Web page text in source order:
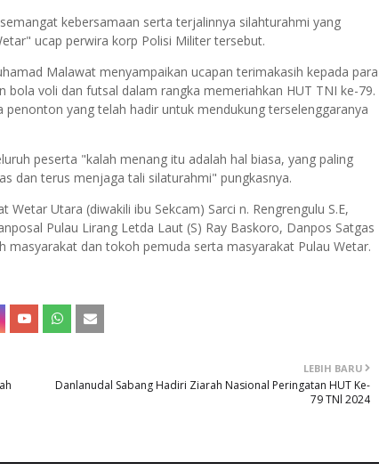
kebersamaan serta terjalinnya silahturahmi yang
ucap perwira korp Polisi Militer tersebut.
Malawat menyampaikan ucapan terimakasih kepada para
voli dan futsal dalam rangka memeriahkan HUT TNI ke-79.
yang telah hadir untuk mendukung terselenggaranya
peserta "kalah menang itu adalah hal biasa, yang paling
dan terus menjaga tali silaturahmi" pungkasnya.
Utara (diwakili ibu Sekcam) Sarci n. Rengrengulu S.E,
Pulau Lirang Letda Laut (S) Ray Baskoro, Danpos Satgas
dan tokoh pemuda serta masyarakat Pulau Wetar.
LEBIH BARU
Danlanudal Sabang Hadiri Ziarah Nasional Peringatan HUT Ke-
79 TNl 2024